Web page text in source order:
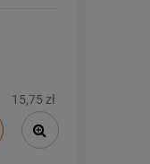
15,75 zł